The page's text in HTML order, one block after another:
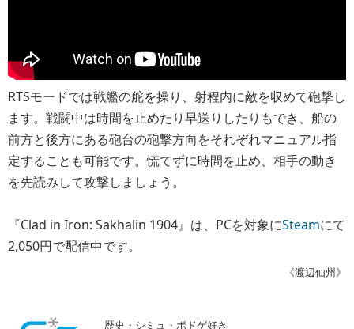
RTSモードでは戦艦の舵を操り、射程内に敵を収めて砲撃し
ます。戦闘中は時間を止めたり早送りしたりもでき、船の
前方と後方にある砲台の砲撃方向をそれぞれマニュアル指
定することも可能です。慌てずに時間を止め、相手の動き
を先読みして攻撃しましょう。
『Clad in Iron: Sakhalin 1904』は、PCを対象にSteamにて
2,050円で配信中です。
《渡辺仙州》
歴史・シミュ・ボドゲ好き